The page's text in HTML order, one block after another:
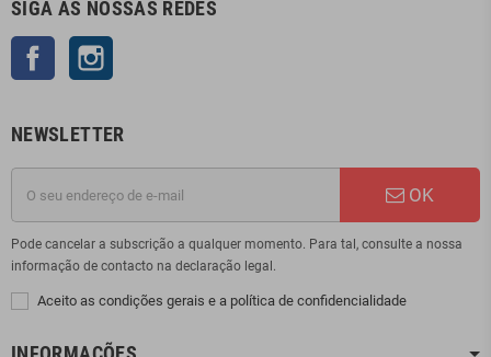
SIGA AS NOSSAS REDES
Facebook
NEWSLETTER
OK
Pode cancelar a subscrição a qualquer momento. Para tal, consulte a nossa
informação de contacto na declaração legal.
Aceito as condições gerais e a política de confidencialidade